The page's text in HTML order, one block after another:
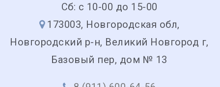
Сб: с 10-00 до 15-00
173003, Новгородская обл,
Новгородский р-н, Великий Новгород г,
Базовый пер, дом № 13